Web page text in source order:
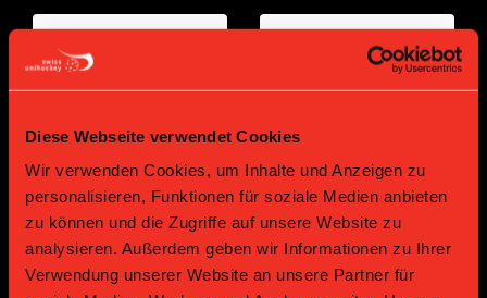
Diese Webseite verwendet Cookies
Wir verwenden Cookies, um Inhalte und Anzeigen zu
personalisieren, Funktionen für soziale Medien anbieten
zu können und die Zugriffe auf unsere Website zu
analysieren. Außerdem geben wir Informationen zu Ihrer
Verwendung unserer Website an unsere Partner für
Bronze Partner